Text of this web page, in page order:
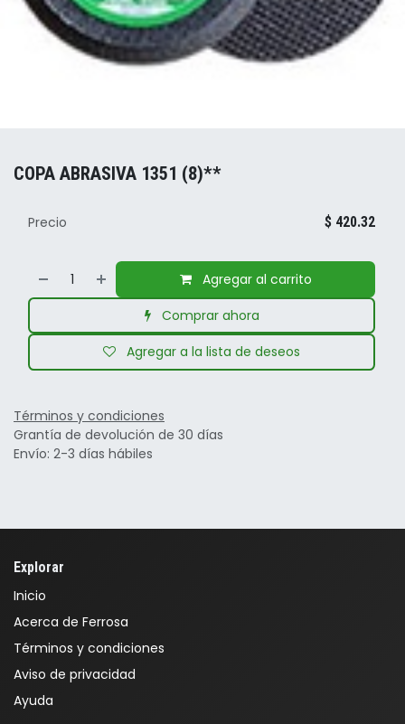
COPA ABRASIVA 1351 (8)**
Agregar al carrito
Comprar ahora
Agregar a la lista de deseos
Precio $ 420.32
Términos y condiciones
Grantía de devolución de 30 días
Envío: 2-3 días hábiles
Explorar
Inicio
Acerca de Ferrosa
Términos y condiciones
Aviso de privacidad
Ayuda